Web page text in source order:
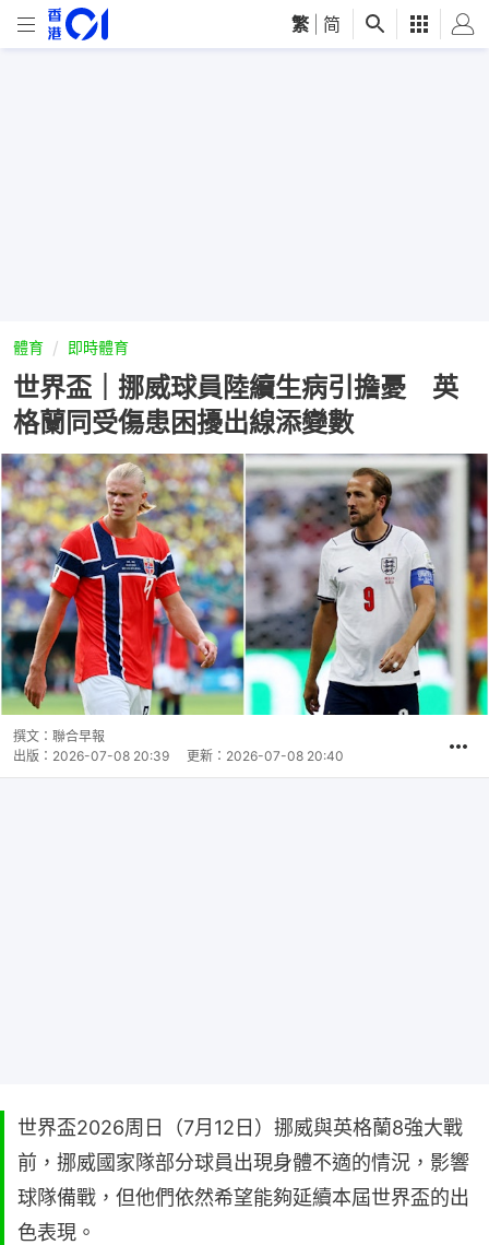
繁 简
體育 即時體育
世界盃｜挪威球員陸續生病引擔憂 英
格蘭同受傷患困擾出線添變數
撰文： 聯合早報
出版： 2026-07-08 20:39 更新： 2026-07-08 20:40
世界盃2026周日（7月12日）挪威與英格蘭8強大戰
前，挪威國家隊部分球員出現身體不適的情況，影響
球隊備戰，但他們依然希望能夠延續本屆世界盃的出
色表現。